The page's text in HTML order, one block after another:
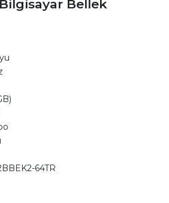
Bellek
64TR